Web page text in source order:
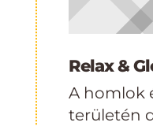
Relax &
A homlok
területén